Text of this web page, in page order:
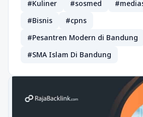
#Kuliner
#sosmed
#Bisnis
#cpns
#Pesantren Modern di Bandung
#SMA Islam Di Bandung